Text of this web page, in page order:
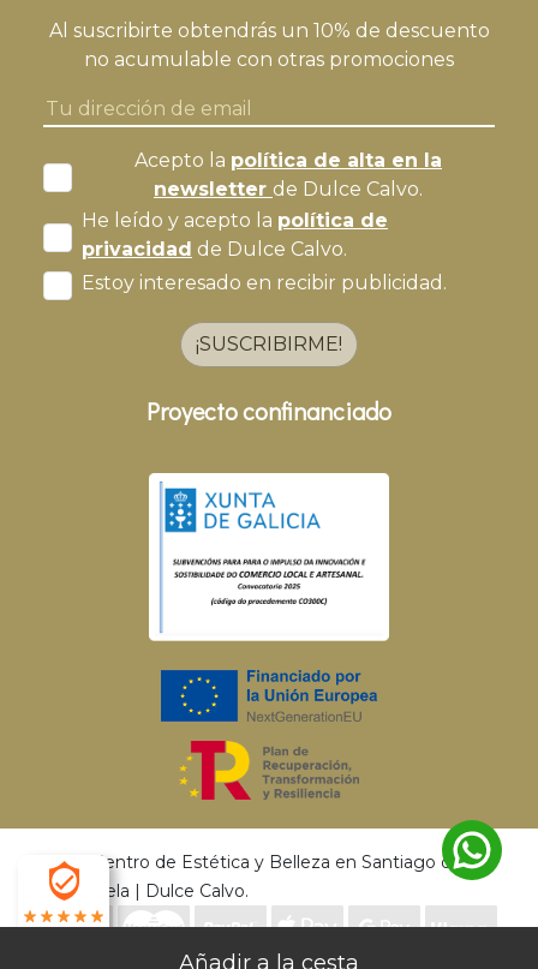
Al suscribirte obtendrás un 10% de descuento
no acumulable con otras promociones
Acepto la política de alta en la
newsletter de Dulce Calvo.
He leído y acepto la política de
privacidad de Dulce Calvo.
Estoy interesado en recibir publicidad.
¡SUSCRIBIRME!
Proyecto confinanciado
© 2026 Centro de Estética y Belleza en Santiago de
Compostela | Dulce Calvo.
Envío gratis a partir de 50€ | Entrega en 24 - 72